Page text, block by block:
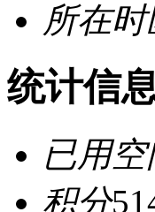
所在时
统计信
已用空
积分